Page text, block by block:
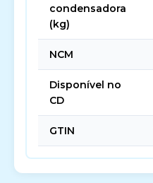
condensadora
(kg)
NCM
Disponível no
CD
GTIN